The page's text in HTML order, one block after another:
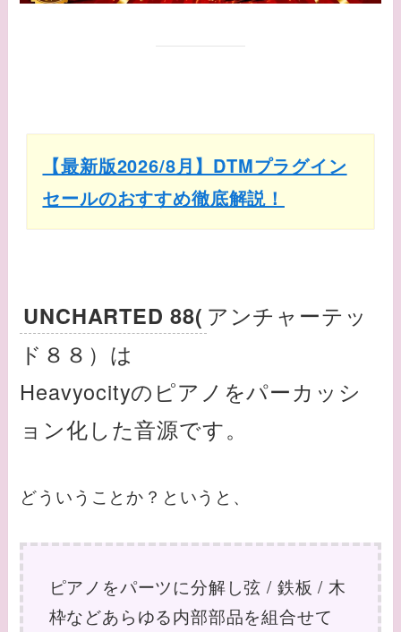
【最新版2026/8月】DTMプラグイン
セールのおすすめ徹底解説！
UNCHARTED 88( アンチャーテッ
ド８８）は
Heavyocityのピアノをパーカッシ
ョン化した音源です。
どういうことか？というと、
ピアノをパーツに分解し弦 / 鉄板 / 木
枠などあらゆる内部部品を組合せて